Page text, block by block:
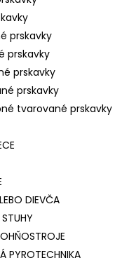
prskavky
prskavky
prskavky
prskavky
tvarované prskavky
DIEVČA
PYROTECHNIKA
DÚHA 40MM -